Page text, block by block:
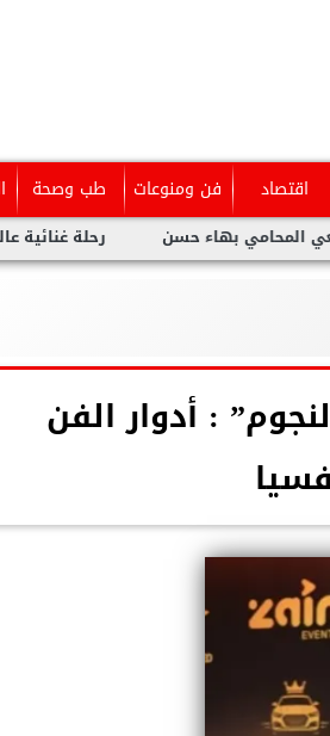
اقتصاد فن ومنوعات طب وصحة
رحلة غنائية عاليمة ل بهاء حسن
: أدوار الفن